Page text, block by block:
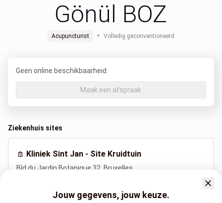
Gönül BOZ
Acupuncturist • Volledig geconventioneerd
Ziekenhuis sites
Kliniek Sint Jan - Site Kruidtuin
Bld du Jardin Botanique 32, Bruxelles
Geen online beschikbaarheid
Maak een afspraak
Jouw gegevens, jouw keuze.